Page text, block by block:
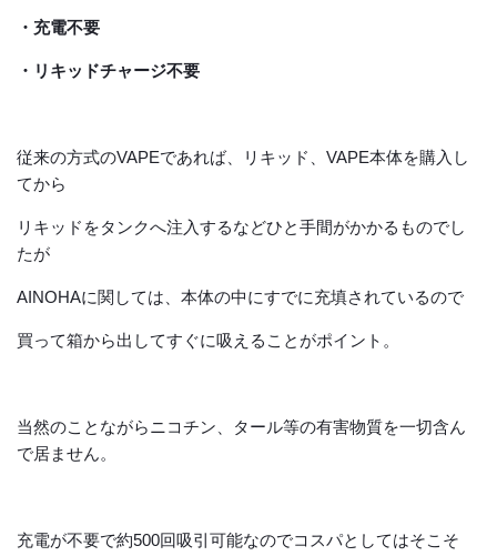
・充電不要
・リキッドチャージ不要
従来の方式のVAPEであれば、リキッド、VAPE本体を購入し
てから
リキッドをタンクへ注入するなどひと手間がかかるものでし
たが
AINOHAに関しては、本体の中にすでに充填されているので
買って箱から出してすぐに吸えることがポイント。
当然のことながらニコチン、タール等の有害物質を一切含ん
で居ません。
充電が不要で約500回吸引可能なのでコスパとしてはそこそ